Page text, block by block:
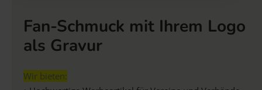
Fan-Schmuck mit Ihrem Logo
als Gravur
Wir bieten: